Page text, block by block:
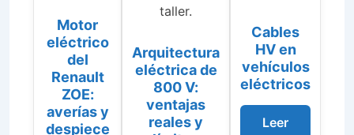
Motor
eléctrico
del
Renault
ZOE:
averías y
despiece
taller.
Arquitectura
eléctrica de
800 V:
ventajas
reales y
Cables
HV en
vehículos
eléctricos
Leer